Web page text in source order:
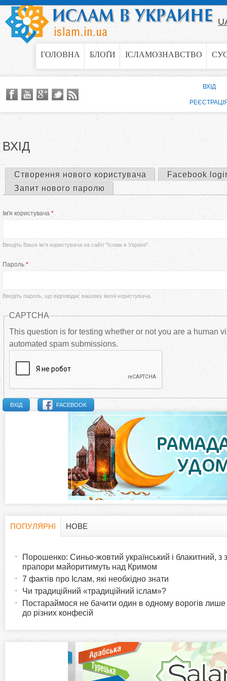
Jump to navigation
ГОЛОВНА БЛОҐИ ІСЛАМОЗНАВСТВО
ВХІД
е
в
н
н
в
к
к
Створення нового користувача
Facebook
Запит нового паролю
Ім'я користувача *
Введіть Ваше ім’я користувача на сайті "Іслам в Україні".
Пароль *
Введіть пароль, що відповідає вашому імені користувача.
CAPTCHA
This question is for testing whether or not you are a human
automated spam submissions.
FACEBOOK
ВХІД
z
ПОПУЛЯРНІ
в
НОВЕ
Порошенко: Синьо-жовтий український і блакитний, з
прапори майоритимуть над Кримом
7 фактів про Іслам, які необхідно знати
Чи традиційний «традиційний іслам»?
Постараймося не бачити один в одному ворогів лише
до різних конфесій